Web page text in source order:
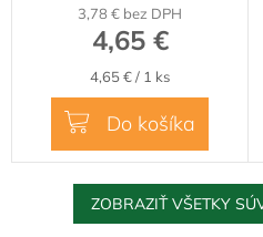
3,78 € bez DPH
4,65 €
Jednotková
cena:
4,65 € / 1 ks
Do košíka
ZOBRAZIŤ VŠETKY